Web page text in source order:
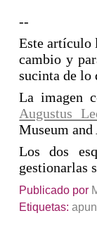
--
Este artículo
cambio y
sucinta de lo
La imagen
Augustus
Museum
Los dos
gestionarlas
Publicado por
Etiquetas: